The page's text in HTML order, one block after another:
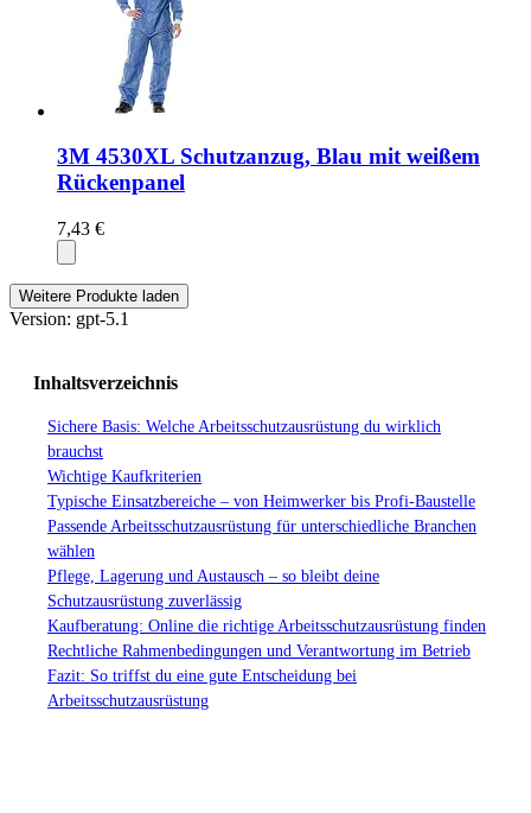
3M 4530XL Schutzanzug, Blau mit weißem
Rückenpanel
7,43 €
Weitere Produkte laden
Version: gpt-5.1
Inhaltsverzeichnis
Sichere Basis: Welche Arbeitsschutzausrüstung du wirklich
brauchst
Wichtige Kaufkriterien
Typische Einsatzbereiche – von Heimwerker bis Profi-Baustelle
Passende Arbeitsschutzausrüstung für unterschiedliche Branchen
wählen
Pflege, Lagerung und Austausch – so bleibt deine
Schutzausrüstung zuverlässig
Kaufberatung: Online die richtige Arbeitsschutzausrüstung finden
Rechtliche Rahmenbedingungen und Verantwortung im Betrieb
Fazit: So triffst du eine gute Entscheidung bei
Arbeitsschutzausrüstung